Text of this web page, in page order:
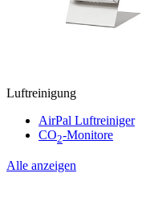
Luftreinigung
AirPal Luftreiniger
CO2-Monitore
Alle anzeigen